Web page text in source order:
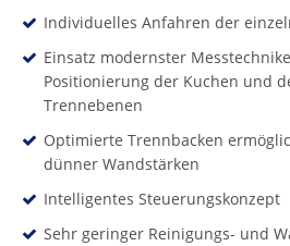
Individuelles Anfahren der
Einsatz modernster
Positionierung der Kuchen und
Trennebenen
Optimierte Trennbacken
dünner Wandstärken
Intelligentes Steuerungskonzept
Sehr geringer Reinigungs- und